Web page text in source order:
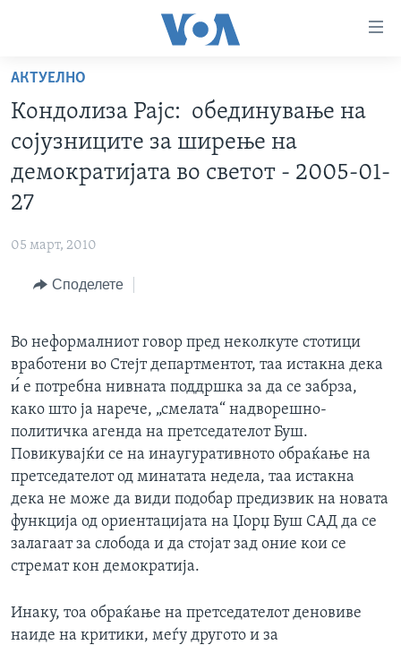
пристапност
Премини
на
главната
содржина
Премини
до
страната
навигација
РУБРИКИ
МАКЕДОНИЈА
ЕКОНОМИЈА
ПОЛИТИКА
НАУКА
УМЕТНОСТ И ЗАБАВА
ИНТЕРВЈУА
ФОТОГАЛЕРИИ
ДОКУМЕНТАРЦИ
NEWSFLASH - АРХИВА
ВЕСТИ ОД САД ВО МИНУТА - АРХИВА
ЗА НАС
НАКУСО...
Јазици
АКТУЕЛНО
Кондолиза Рајс: обединување на
сојузниците за ширење на
демократијата во светот - 2005-01-
27
05 март, 2010
Споделете
Во неформалниот говор пред неколкуте стотици
вработени во Стејт департментот, таа истакна дека
и́ е потребна нивната поддршка за да се забрза,
како што ја нарече, „смелата“ надворешно-
политичка агенда на претседателот Буш.
Повикувајќи се на инаугуративното обраќање на
претседателот од минатата недела, таа истакна
дека не може да види подобар предизвик на новата
функција од ориентацијата на Џорџ Буш САД да се
залагаат за слобода и да стојат зад оние кои се
стремат кон демократија.
Инаку, тоа обраќање на претседателот деновиве
наиде на критики, меѓу другото и за